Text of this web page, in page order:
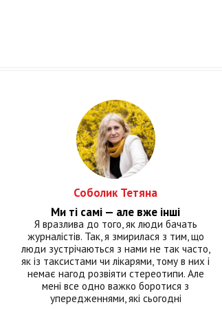
Соболик Тетяна
Ми ті самі — але вже інші
Я вразлива до того, як люди бачать
журналістів. Так, я змирилася з тим, що
люди зустрічаються з нами не так часто,
як із таксистами чи лікарями, тому в них і
немає нагод розвіяти стереотипи. Але
мені все одно важко боротися з
упередженнями, які сьогодні